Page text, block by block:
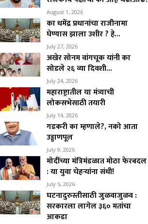
August 1, 2026
का धमेंद्र प्रधानांचा राजीनामा
घेण्यास झाला उशीर ? हे...
July 27, 2026
अखेर सोनम वांगचूक यांनी का
सोडले २६ व्या दिवशी...
July 24, 2026
महाराष्ट्रातील या मंत्र्याची
लोकसभेसाठी तयारी
July 14, 2026
गडकरी का म्हणाले?, नको आता
उड्डाणपूल
July 9, 2026
मोदींच्या मंत्रिमंडळात मोठा फेरबदल
: या युवा चेहऱ्यांना संधी!
July 5, 2026
घटनादुरुस्तीसाठी जुळवाजुळव :
सरकारला लागेल ३६० मतांचा
आकडा